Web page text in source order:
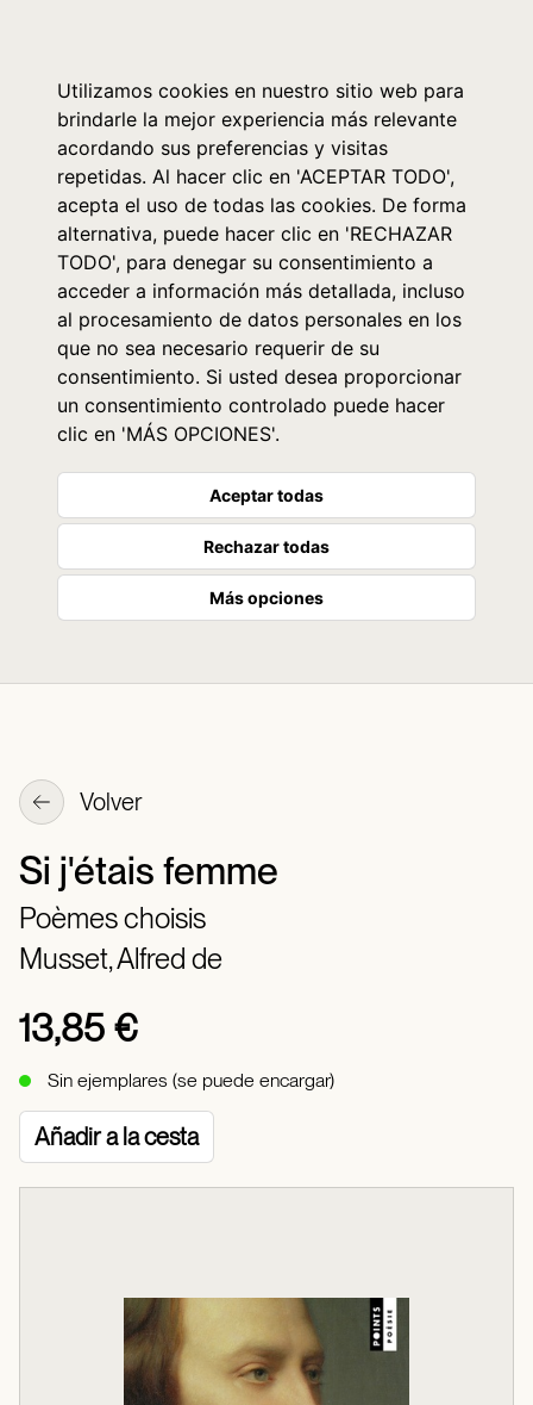
Utilizamos cookies en nuestro sitio web para
brindarle la mejor experiencia más relevante
acordando sus preferencias y visitas
repetidas. Al hacer clic en 'ACEPTAR TODO',
acepta el uso de todas las cookies. De forma
alternativa, puede hacer clic en 'RECHAZAR
TODO', para denegar su consentimiento a
acceder a información más detallada, incluso
al procesamiento de datos personales en los
que no sea necesario requerir de su
consentimiento. Si usted desea proporcionar
un consentimiento controlado puede hacer
clic en 'MÁS OPCIONES'.
Aceptar todas
Rechazar todas
Más opciones
Volver
Si j'étais femme
Poèmes choisis
Musset, Alfred de
13,85 €
Sin ejemplares (se puede encargar)
Añadir a la cesta